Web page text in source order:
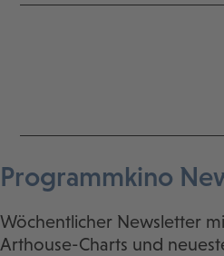
Programmkino
Wöchentlicher Newsletter
Arthouse-Charts und